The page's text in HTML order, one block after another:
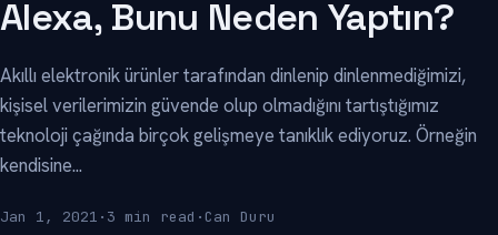
Alexa, Bunu Neden Yaptın?
Akıllı elektronik ürünler tarafından dinlenip dinlenmediğimizi,
kişisel verilerimizin güvende olup olmadığını tartıştığımız
teknoloji çağında birçok gelişmeye tanıklık ediyoruz. Örneğin
kendisine...
Jan 1, 2021 · 3 min read · Can Duru